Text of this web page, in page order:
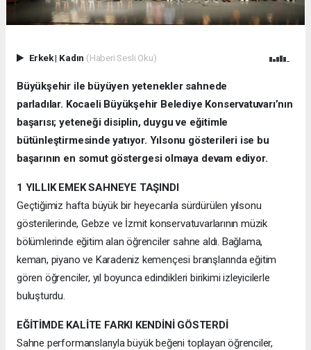
Erkek| Kadın (Haberi Sesli Oku)
Büyükşehir ile büyüyen yetenekler sahnede
parladılar. Kocaeli Büyükşehir Belediye Konservatuvarı’nın
başarısı; yeteneği disiplin, duygu ve eğitimle
bütünleştirmesinde yatıyor. Yılsonu gösterileri ise bu
başarının en somut göstergesi olmaya devam ediyor.
1 YILLIK EMEK SAHNEYE TAŞINDI
Geçtiğimiz hafta büyük bir heyecanla sürdürülen yılsonu
gösterilerinde, Gebze ve İzmit konservatuvarlarının müzik
bölümlerinde eğitim alan öğrenciler sahne aldı. Bağlama,
keman, piyano ve Karadeniz kemençesi branşlarında eğitim
gören öğrenciler, yıl boyunca edindikleri birikimi izleyicilerle
buluşturdu.
EĞİTİMDE KALİTE FARKI KENDİNİ GÖSTERDİ
Sahne performanslarıyla büyük beğeni toplayan öğrenciler,